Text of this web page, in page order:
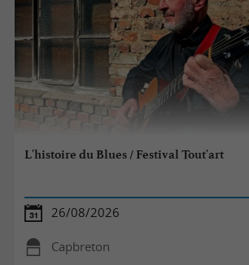
L'histoire du Blues / Festival Tout'art
26/08/2026
Capbreton